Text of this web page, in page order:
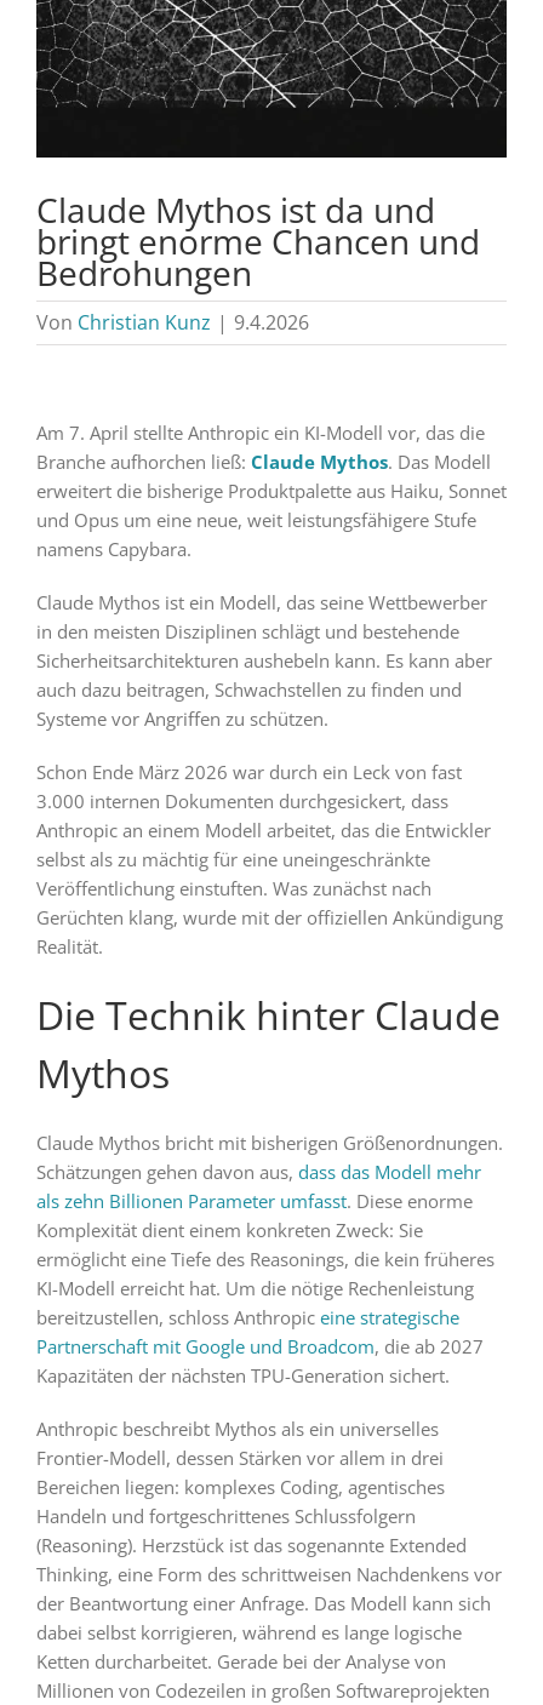
Claude Mythos ist da und
bringt enorme Chancen und
Bedrohungen
Von Christian Kunz | 9.4.2026
Am 7. April stellte Anthropic ein KI-Modell vor, das die
Branche aufhorchen ließ: Claude Mythos. Das Modell
erweitert die bisherige Produktpalette aus Haiku, Sonnet
und Opus um eine neue, weit leistungsfähigere Stufe
namens Capybara.
Claude Mythos ist ein Modell, das seine Wettbewerber
in den meisten Disziplinen schlägt und bestehende
Sicherheitsarchitekturen aushebeln kann. Es kann aber
auch dazu beitragen, Schwachstellen zu finden und
Systeme vor Angriffen zu schützen.
Schon Ende März 2026 war durch ein Leck von fast
3.000 internen Dokumenten durchgesickert, dass
Anthropic an einem Modell arbeitet, das die Entwickler
selbst als zu mächtig für eine uneingeschränkte
Veröffentlichung einstuften. Was zunächst nach
Gerüchten klang, wurde mit der offiziellen Ankündigung
Realität.
Die Technik hinter Claude
Mythos
Claude Mythos bricht mit bisherigen Größenordnungen.
Schätzungen gehen davon aus, dass das Modell mehr
als zehn Billionen Parameter umfasst. Diese enorme
Komplexität dient einem konkreten Zweck: Sie
ermöglicht eine Tiefe des Reasonings, die kein früheres
KI-Modell erreicht hat. Um die nötige Rechenleistung
bereitzustellen, schloss Anthropic eine strategische
Partnerschaft mit Google und Broadcom, die ab 2027
Kapazitäten der nächsten TPU-Generation sichert.
Anthropic beschreibt Mythos als ein universelles
Frontier-Modell, dessen Stärken vor allem in drei
Bereichen liegen: komplexes Coding, agentisches
Handeln und fortgeschrittenes Schlussfolgern
(Reasoning). Herzstück ist das sogenannte Extended
Thinking, eine Form des schrittweisen Nachdenkens vor
der Beantwortung einer Anfrage. Das Modell kann sich
dabei selbst korrigieren, während es lange logische
Ketten durcharbeitet. Gerade bei der Analyse von
Millionen von Codezeilen in großen Softwareprojekten